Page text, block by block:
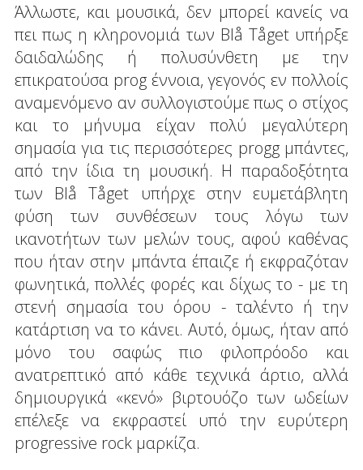
Άλλωστε, και μουσικά, δεν μπορεί κανείς να
πει πως η κληρονομιά των Blå Tåget υπήρξε
δαιδαλώδης ή πολυσύνθετη με την
επικρατούσα prog έννοια, γεγονός εν πολλοίς
αναμενόμενο αν συλλογιστούμε πως ο στίχος
και το μήνυμα είχαν πολύ μεγαλύτερη
σημασία για τις περισσότερες progg μπάντες,
από την ίδια τη μουσική. Η παραδοξότητα
των Blå Tåget υπήρχε στην ευμετάβλητη
φύση των συνθέσεων τους λόγω των
ικανοτήτων των μελών τους, αφού καθένας
που ήταν στην μπάντα έπαιζε ή εκφραζόταν
φωνητικά, πολλές φορές και δίχως το - με τη
στενή σημασία του όρου - ταλέντο ή την
κατάρτιση να το κάνει. Αυτό, όμως, ήταν από
μόνο του σαφώς πιο φιλοπρόοδο και
ανατρεπτικό από κάθε τεχνικά άρτιο, αλλά
δημιουργικά «κενό» βιρτουόζο των ωδείων
επέλεξε να εκφραστεί υπό την ευρύτερη
progressive rock μαρκίζα.